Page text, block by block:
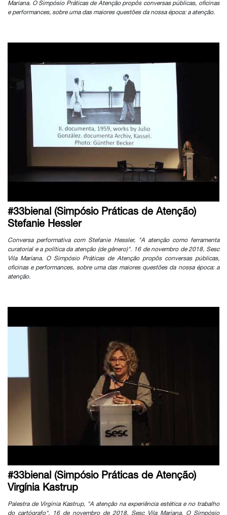
Mariana. O Simpósio Práticas de Atenção propôs conversas públicas, oficinas
e performances, sobre uma das maiores questões da nossa época: a atenção.
#33bienal (Simpósio Práticas de Atenção)
Stefanie Hessler
Conversa performativa com Stefanie Hessler, "A atenção como ferramenta
curatorial e a política da atenção (de gênero)". 16 de novembro de 2018, Sesc
Vila Mariana. O Simpósio Práticas de Atenção propôs conversas públicas,
oficinas e performances, sobre uma das maiores questões da nossa época: a
atenção.
#33bienal (Simpósio Práticas de Atenção)
Virgínia Kastrup
Palestra de Virgínia Kastrup, "A atenção na experiência estética e no trabalho
do cartógrafo". 16 de novembro de 2018, Sesc Vila Mariana. O Simpósio